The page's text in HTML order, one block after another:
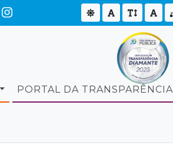
PORTAL DA TRANSPARÊNCIA